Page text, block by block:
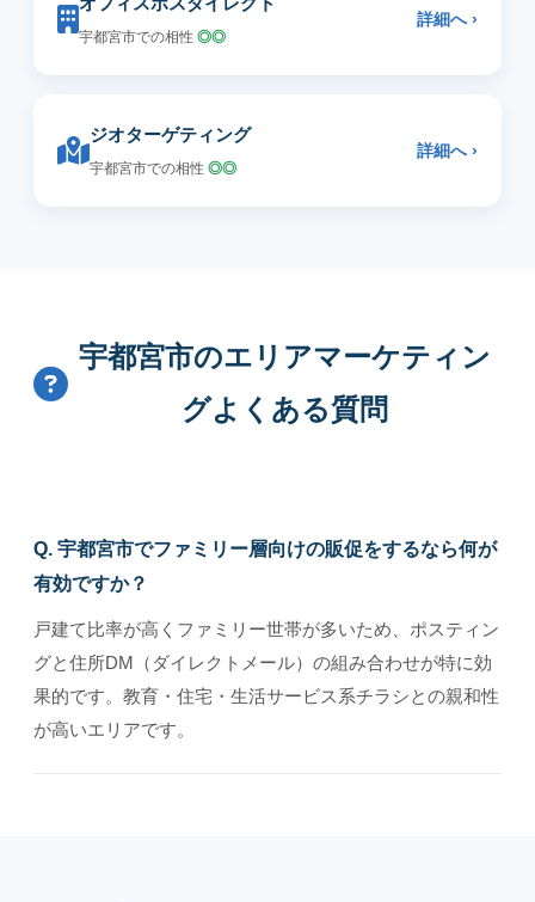
宇都宮市での相性 ◎◎
詳細へ ›
ジオターゲティング
宇都宮市での相性 ◎◎
詳細へ ›
宇都宮市のエリアマーケティン
グよくある質問
Q. 宇都宮市でファミリー層向けの販促をするなら何が
有効ですか？
戸建て比率が高くファミリー世帯が多いため、ポスティン
グと住所DM（ダイレクトメール）の組み合わせが特に効
果的です。教育・住宅・生活サービス系チラシとの親和性
が高いエリアです。